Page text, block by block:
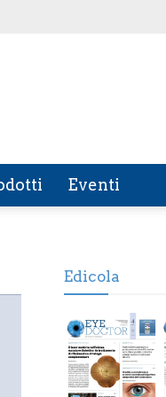
Eventi
Edicola